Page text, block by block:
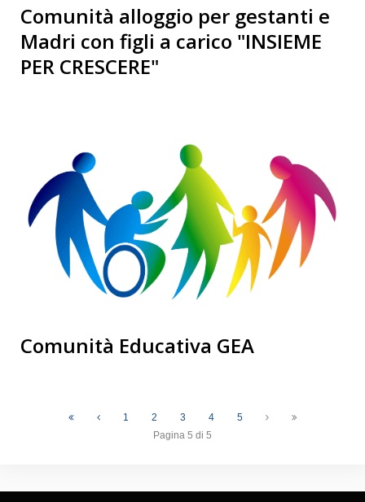
Comunità alloggio per gestanti e
Madri con figli a carico "INSIEME
PER CRESCERE"
Comunità Educativa GEA
Pagina 5 di 5
1 2 3 4 5